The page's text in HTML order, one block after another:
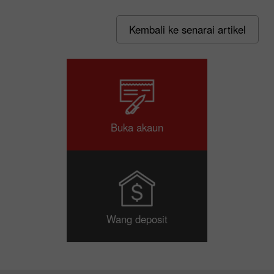
Kembali ke senarai artikel
Buka akaun
Wang deposit